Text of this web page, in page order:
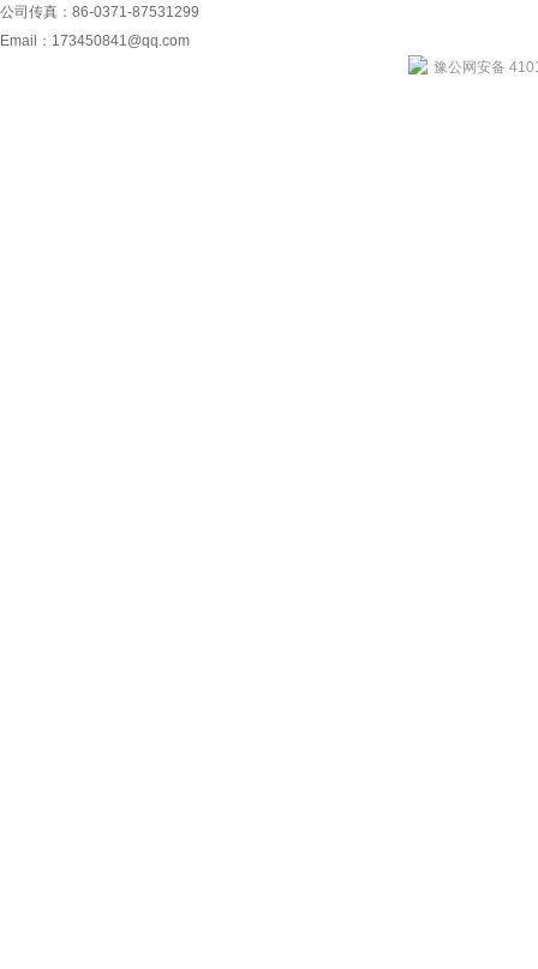
公司传真：86-0371-87531299
Email： 173450841@qq.com
豫公网安备